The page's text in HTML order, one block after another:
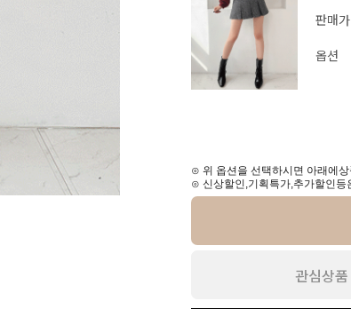
판매
옵션
⊙ 위 옵션을 선택하시면 아래에
⊙ 신상할인,기획특가,추가할인등
관심상품